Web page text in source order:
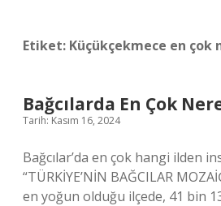
Etiket: Küçükçekmece en çok
Bağcılarda En Çok
Tarih: Kasım 16, 2024
Bağcılar’da en çok hangi ilden
“TÜRKİYE’NİN BAĞCILAR
en yoğun olduğu ilçede, 41 bin